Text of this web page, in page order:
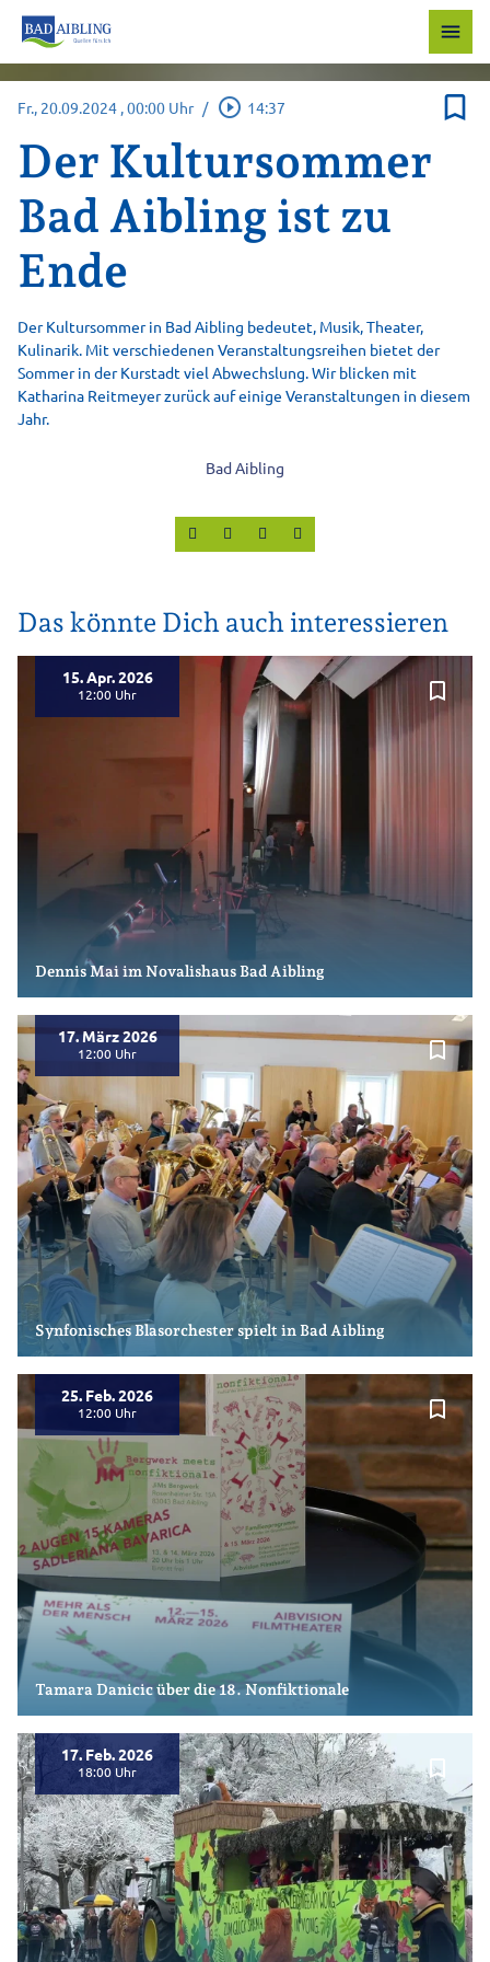
menu
Fr., 20.09.2024 , 00:00 Uhr / play_circle_outline 14:37 bookmark_border
Der Kultursommer
Bad Aibling ist zu
Ende
Der Kultursommer in Bad Aibling bedeutet, Musik, Theater,
Kulinarik. Mit verschiedenen Veranstaltungsreihen bietet der
Sommer in der Kurstadt viel Abwechslung. Wir blicken mit
Katharina Reitmeyer zurück auf einige Veranstaltungen in diesem
Jahr.
Bad Aibling
Das könnte Dich auch interessieren
bookmark_border
15. Apr. 2026
12:00
Dennis Mai im Novalishaus Bad Aibling
bookmark_border
17. März 2026
12:00
Synfonisches Blasorchester spielt in Bad Aibling
bookmark_border
25. Feb. 2026
12:00
Tamara Danicic über die 18. Nonfiktionale
bookmark_border
17. Feb. 2026
18:00